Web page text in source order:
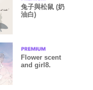
兔子與松鼠 (奶
油白)
Flower scent
and girl8.